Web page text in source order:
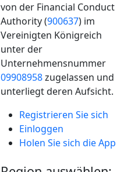
von der Financial Conduct
Authority (900637) im
Vereinigten Königreich
unter der
Unternehmensnummer
09908958zugelassen und
unterliegt deren Aufsicht.
Registrieren Sie sich
Einloggen
Holen Sie sich die App